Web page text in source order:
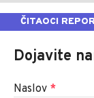
ČITAOCI
Dojavite
Naslov *